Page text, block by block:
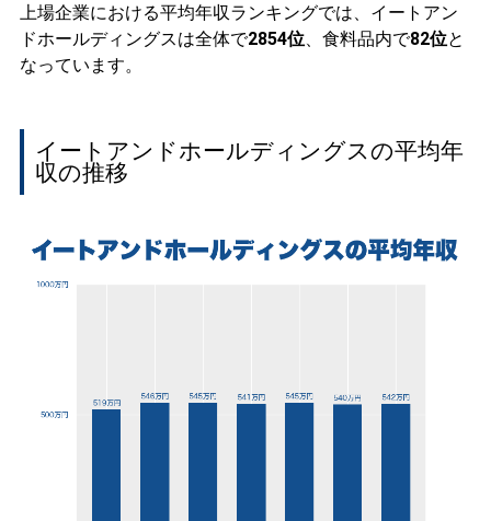
上場企業における平均年収ランキングでは、イートアン
ドホールディングスは全体で2854位、食料品内で82位と
なっています。
イートアンドホールディングスの平均年
収の推移